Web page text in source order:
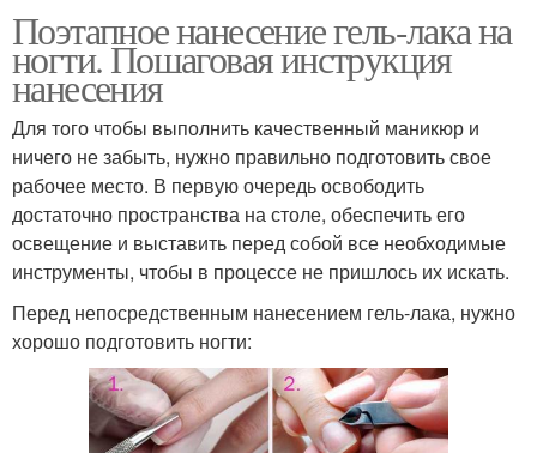
Поэтапное нанесение гель-лака на
ногти. Пошаговая инструкция
нанесения
Для того чтобы выполнить качественный маникюр и
ничего не забыть, нужно правильно подготовить свое
рабочее место. В первую очередь освободить
достаточно пространства на столе, обеспечить его
освещение и выставить перед собой все необходимые
инструменты, чтобы в процессе не пришлось их искать.
Перед непосредственным нанесением гель-лака, нужно
хорошо подготовить ногти: